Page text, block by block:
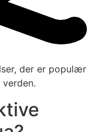
der er populær